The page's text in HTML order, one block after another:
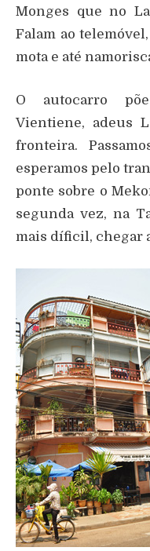
Monges que no
Falam ao
mota e até
O autocarro
Vientiene, adeus
fronteira.
esperamos pelo
ponte sobre o
segunda vez, na
mais díficil, chegar